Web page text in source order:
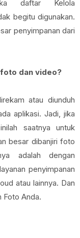
daftar Kelola
begitu digunakan.
penyimpanan dari
dan video?
atau diunduh
aplikasi. Jadi, jika
saatnya untuk
besar dibanjiri foto
adalah dengan
penyimpanan
atau lainnya. Dan
Foto Anda.